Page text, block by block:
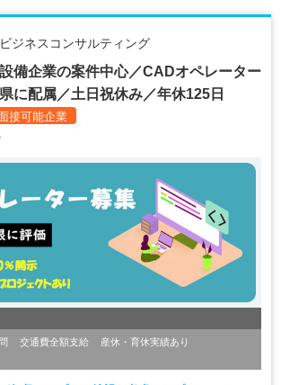
ジネスコンサルティング
備企業の案件中心／CADオペレーター
に配属／土日祝休み／年休125日
接可能企業
交通費全額支給
産休・育休実績あり